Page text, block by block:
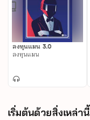
ลงทุนแมน 3.0
ลงทุนแมน
เริ่มต้นด้วยสิ่งเหล่านี้